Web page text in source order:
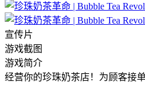
宣传片
游戏截图
游戏简介
经营你的珍珠奶茶店！为顾客接